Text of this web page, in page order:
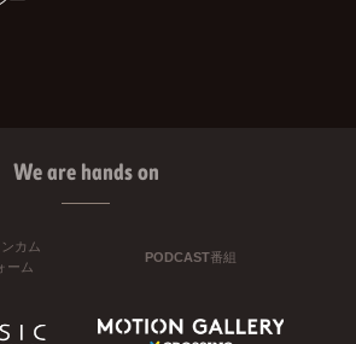
We are hands on
カム
ーム
PODCAST番組